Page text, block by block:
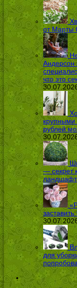
от Марты
Андерсон
что это
крупными
рублей
— секрет
для